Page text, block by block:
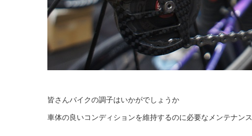
皆さんバイクの調子はいかがでしょうか
車体の良いコンディションを維持するのに必要なメンテナンス